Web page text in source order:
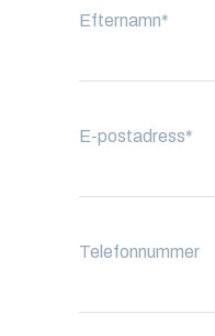
Efternamn*
E-postadress*
Telefonnummer